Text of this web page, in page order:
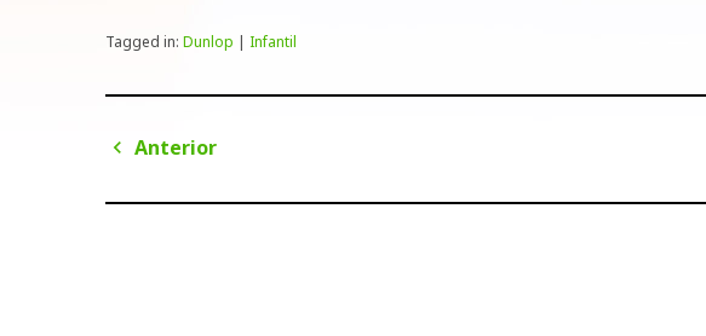
Tagged in: Dunlop | Infantil
Navegación
de
Anterior